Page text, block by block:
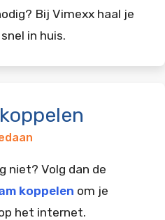
Bij Vimexx haal je
in huis.
niet? Volg dan de
koppelen om je
het internet.